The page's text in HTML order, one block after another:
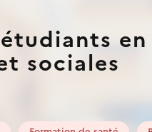
étudiants
sociales